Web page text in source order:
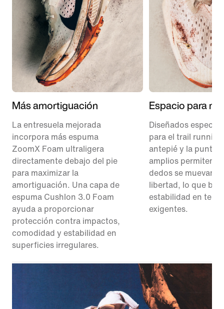
Más amortiguación
La entresuela mejorada
incorpora más espuma
ZoomX Foam ultraligera
directamente debajo del pie
para maximizar la
amortiguación. Una capa de
espuma Cushlon 3.0 Foam
ayuda a proporcionar
protección contra impactos,
comodidad y estabilidad en
superficies irregulares.
Espacio para
Diseñados
para el trail
antepié y la punta
amplios permiten
dedos se muevan
libertad, lo que
estabilidad en
exigentes.